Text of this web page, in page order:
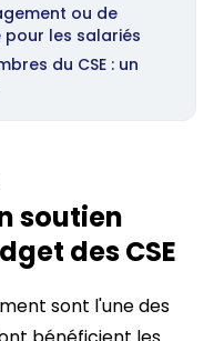
ou de
pour les salariés
du CSE : un
soutien
des CSE
sont l'une des